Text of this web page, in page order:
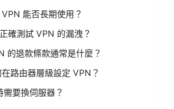
能否長期使用？
確測試 VPN 的漏洩？
的退款條款通常是什麼？
在路由器層級設定 VPN？
需要換伺服器？